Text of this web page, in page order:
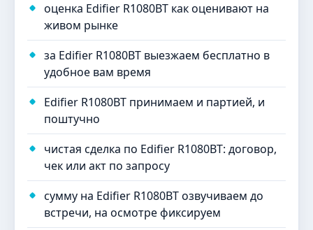
оценка Edifier R1080BT как оценивают на
живом рынке
за Edifier R1080BT выезжаем бесплатно в
удобное вам время
Edifier R1080BT принимаем и партией, и
поштучно
чистая сделка по Edifier R1080BT: договор,
чек или акт по запросу
сумму на Edifier R1080BT озвучиваем до
встречи, на осмотре фиксируем